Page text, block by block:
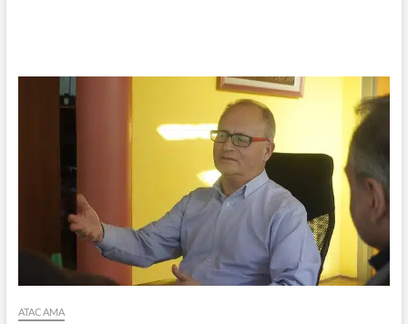
ATACAMA